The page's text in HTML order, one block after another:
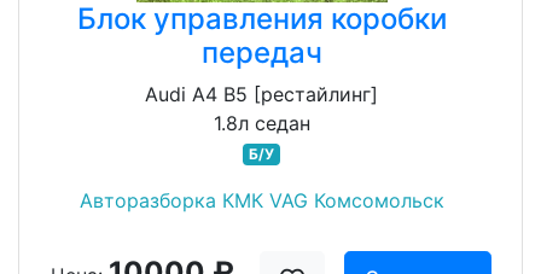
Блок управления коробки
передач
Audi A4 B5 [рестайлинг]
1.8л седан
Б/У
Авторазборка КМК VAG Комсомольск